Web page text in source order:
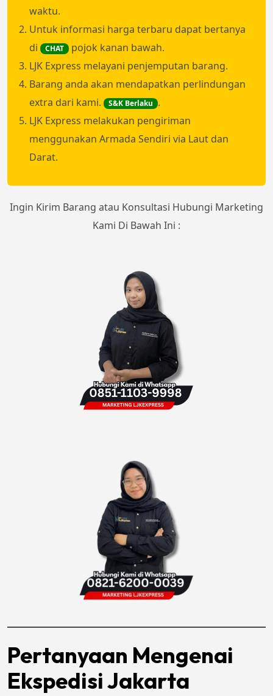
waktu.
Untuk informasi harga terbaru dapat bertanya
di
CHAT
pojok kanan bawah.
LJK Express melayani penjemputan barang.
Barang anda akan mendapatkan perlindungan
extra dari kami.
S&K Berlaku .
LJK Express melakukan pengiriman
menggunakan Armada Sendiri via Laut dan
Darat.
Ingin Kirim Barang atau Konsultasi Hubungi Marketing
Kami Di Bawah Ini :
Pertanyaan Mengenai
Ekspedisi Jakarta